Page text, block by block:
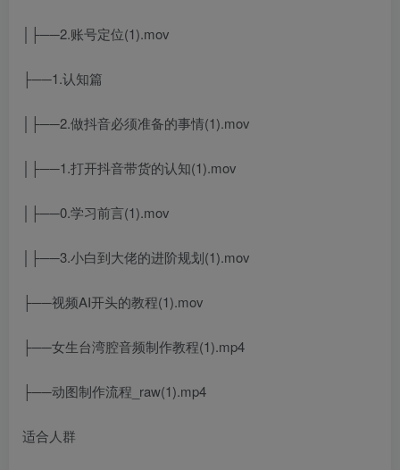
│├──2.账号定位(1).mov
├──1.认知篇
│├──2.做抖音必须准备的事情(1).mov
│├──1.打开抖音带货的认知(1).mov
│├──0.学习前言(1).mov
│├──3.小白到大佬的进阶规划(1).mov
├──视频AI开头的教程(1).mov
├──女生台湾腔音频制作教程(1).mp4
├──动图制作流程_raw(1).mp4
适合人群